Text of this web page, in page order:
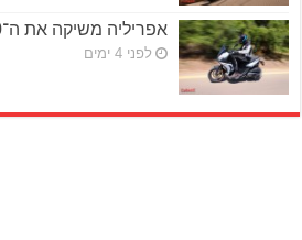
אפריליה משיקה את ה־SR GT 400 בישראל
לפני 4 ימים